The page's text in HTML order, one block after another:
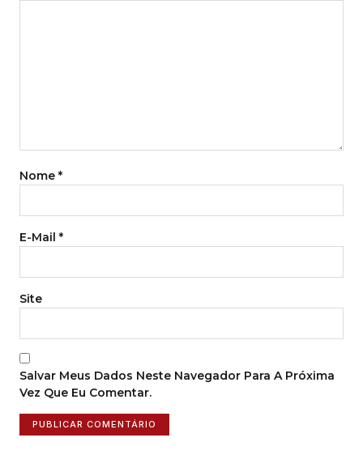
Nome *
E-Mail *
Site
Salvar Meus Dados Neste Navegador Para A Próxima
Vez Que Eu Comentar.